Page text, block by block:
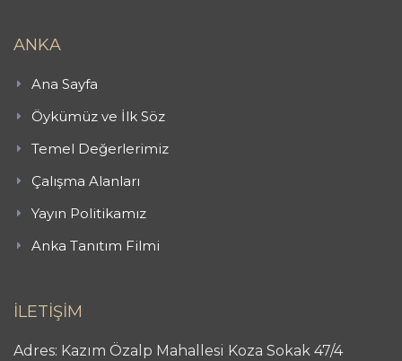
ANKA
Ana Sayfa
Öykümüz ve İlk Söz
Temel Değerlerimiz
Çalışma Alanları
Yayın Politikamız
Anka Tanıtım Filmi
İLETİŞİM
Adres: Kazım Özalp Mahallesi Koza Sokak 47/4